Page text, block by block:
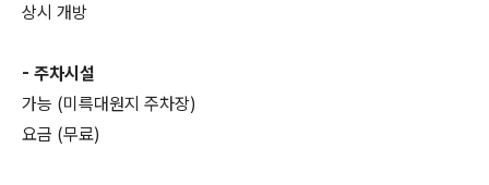
상시 개방
- 주차시설
가능 (미륵대원지 주차장)
요금 (무료)